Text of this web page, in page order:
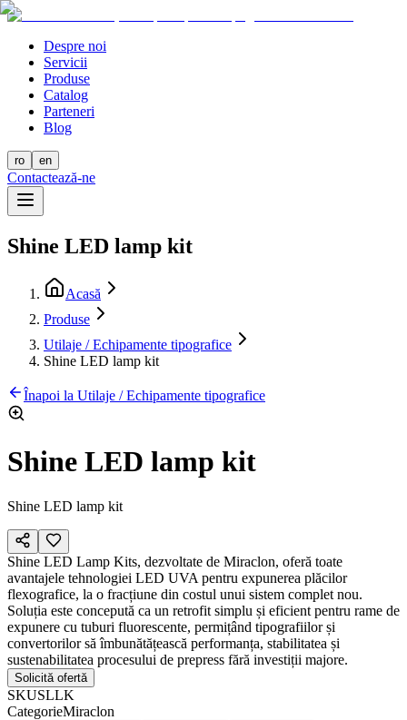
Despre noi
Servicii
Produse
Catalog
Parteneri
Blog
ro en
Contactează-ne
Shine LED lamp kit
Acasă
Produse
Utilaje / Echipamente tipografice
Shine LED lamp kit
Înapoi la Utilaje / Echipamente tipografice
Shine LED lamp kit
Shine LED lamp kit
Shine LED Lamp Kits, dezvoltate de Miraclon, oferă toate
avantajele tehnologiei LED UVA pentru expunerea plăcilor
flexografice, la o fracțiune din costul unui sistem complet nou.
Soluția este concepută ca un retrofit simplu și eficient pentru rame de
expunere cu tuburi fluorescente, permițând tipografiilor și
convertorilor să îmbunătățească performanța, stabilitatea și
sustenabilitatea procesului de prepress fără investiții majore.
Solicită ofertă
SKUSLLK
CategorieMiraclon